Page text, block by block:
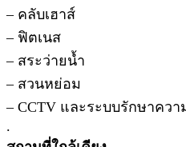
– คลับเฮาส์
– ฟิตเนส
– สระว่ายน้ำ
– สวนหย่อม
– CCTV และระบบรักษาคว
.